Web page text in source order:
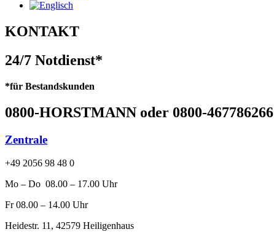
KONTAKT
24/7 Notdienst*
*für Bestandskunden
0800-HORSTMANN oder 0800-467786266
Zentrale
+49 2056 98 48 0
Mo – Do 08.00 – 17.00 Uhr
Fr 08.00 – 14.00 Uhr
Heidestr. 11, 42579 Heiligenhaus